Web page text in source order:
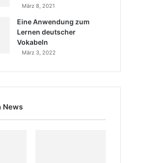
März 8, 2021
Eine Anwendung zum
Lernen deutscher
Vokabeln
März 3, 2022
News